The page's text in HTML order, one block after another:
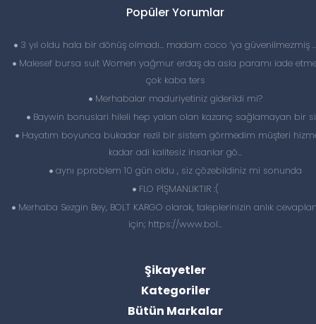
Popüler Yorumlar
3 yıl oldu hala bir dönüş olmadı… madam coco ‘ya güvenilmezmiş
Malesef bursa suit Women yağmur erdaş da asla paramı iade
çok kaba ters
Merhabalar maduriyetiniz giderildi mi?
Baywin bonuslari hileli hep yalan olan kazanç sağlamayan bir
Hayatım boyunca bukadar rezil bir sistem görmedim müşteri
kadar adi kalitesiz insanlar gö...
aynı pproblem 10 gün oldu , siz çözebildiniz mi sonunda
FLO PİŞMANLIKTIR :(
Merhaba Sezgin Bey, BOLT KARGO olarak, taleplerinizin anlık
için; https://www.bol...
Şikayetler
Kategoriler
Bütün Markalar